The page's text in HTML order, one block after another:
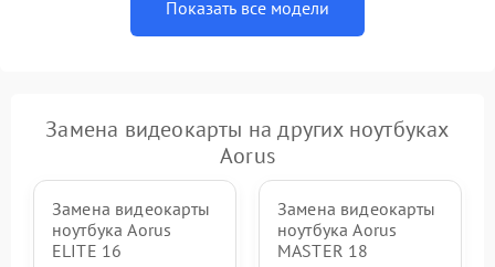
Показать все модели
Замена видеокарты на других ноутбуках
Aorus
Замена видеокарты
ноутбука Aorus
ELITE 16
Замена видеокарты
ноутбука Aorus
MASTER 18